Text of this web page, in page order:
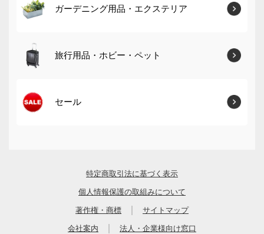
ガーデニング用品・エクステリア
旅行用品・ホビー・ペット
セール
特定商取引法に基づく表示
個人情報保護の取組みについて
著作権・商標 サイトマップ
会社案内 法人・企業様向け窓口